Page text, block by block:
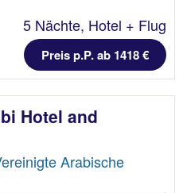
5 Nächte, Hotel + Flug
Preis p.P. ab 1418 €
Hotel and
Arabische